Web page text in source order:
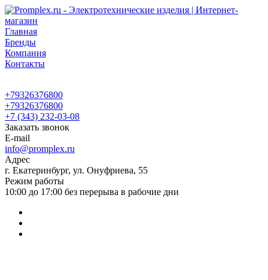
Главная
Бренды
Компания
Контакты
+79326376800
+79326376800
+7 (343) 232-03-08
Заказать звонок
E-mail
info@promplex.ru
Адрес
г. Екатеринбург, ул. Онуфриева, 55
Режим работы
10:00 до 17:00 без перерыва в рабочие дни